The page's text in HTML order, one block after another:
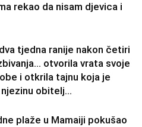
rekao da nisam djevica i
tjedna ranije nakon četiri
otvorila vrata svoje
i otkrila tajnu koja je
obitelj…
plaže u Mamaiji pokušao